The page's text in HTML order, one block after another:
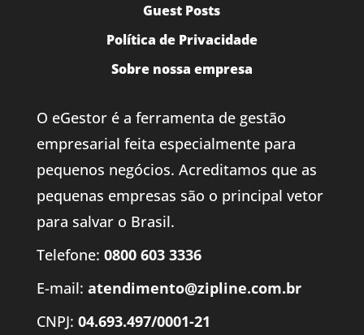
Guest Posts
Política de Privacidade
Sobre nossa empresa
O eGestor é a ferramenta de gestão
empresarial feita especialmente para
pequenos negócios. Acreditamos que as
pequenas empresas são o principal vetor
para salvar o Brasil.
Telefone: 0800 603 3336
E-mail: atendimento@zipline.com.br
CNPJ: 04.693.497/0001-21